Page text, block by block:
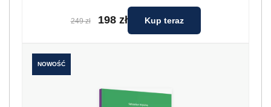
249 zł 198 zł Kup teraz
NOWOŚĆ